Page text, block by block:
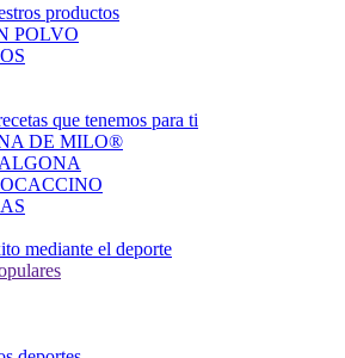
productos
POLVO
que tenemos para ti
DE MILO®
mediante el deporte